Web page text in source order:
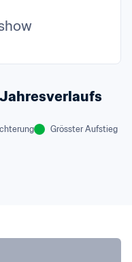
Grösster Aufstieg